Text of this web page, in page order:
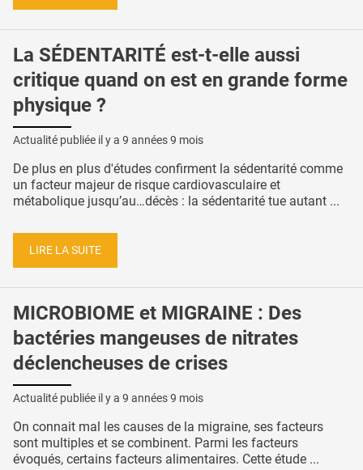
La SÉDENTARITÉ est-t-elle aussi
critique quand on est en grande forme
physique ?
Actualité publiée il y a 9 années 9 mois
De plus en plus d'études confirment la sédentarité comme
un facteur majeur de risque cardiovasculaire et
métabolique jusqu’au…décès : la sédentarité tue autant ...
LIRE LA SUITE
MICROBIOME et MIGRAINE : Des
bactéries mangeuses de nitrates
déclencheuses de crises
Actualité publiée il y a 9 années 9 mois
On connait mal les causes de la migraine, ses facteurs
sont multiples et se combinent. Parmi les facteurs
évoqués, certains facteurs alimentaires. Cette étude ...